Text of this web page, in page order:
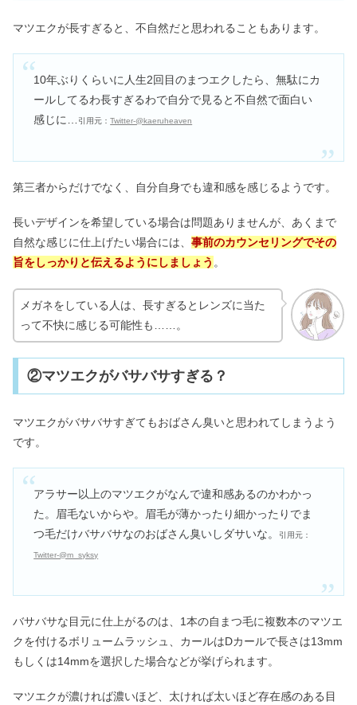
マツエクが長すぎると、不自然だと思われることもあります。
10年ぶりくらいに人生2回目のまつエクしたら、無駄にカ
ールしてるわ長すぎるわで自分で見ると不自然で面白い
感じに…
引用元：Twitter-@kaeruheaven
第三者からだけでなく、自分自身でも違和感を感じるようです。
長いデザインを希望している場合は問題ありませんが、あくまで
自然な感じに仕上げたい場合には、 事前のカウンセリングでその
旨をしっかりと伝えるようにしましょう 。
メガネをしている人は、長すぎるとレンズに当た
って不快に感じる可能性も……。
②マツエクがバサバサすぎる？
マツエクがバサバサすぎてもおばさん臭いと思われてしまうよう
です。
アラサー以上のマツエクがなんで違和感あるのかわかっ
た。眉毛ないからや。眉毛が薄かったり細かったりでま
つ毛だけバサバサなのおばさん臭いしダサいな。
引用元：
Twitter-@m_syksy
バサバサな目元に仕上がるのは、1本の自まつ毛に複数本のマツエ
クを付けるボリュームラッシュ、カールはDカールで長さは13mm
もしくは14mmを選択した場合などが挙げられます。
マツエクが濃ければ濃いほど、太ければ太いほど存在感のある目